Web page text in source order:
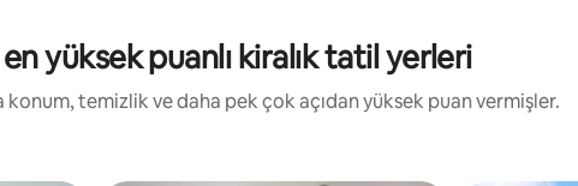
yüksek puanlı kiralık tatil yerleri
temizlik ve daha pek çok açıdan yüksek puan vermişler.